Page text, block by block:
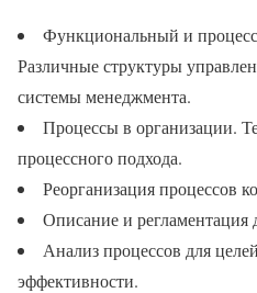
Функциональный и
Различные структуры
системы менеджмента.
Процессы в организации.
процессного подхода.
Реорганизация процессов
Описание и регламентация
Анализ процессов для
эффективности.